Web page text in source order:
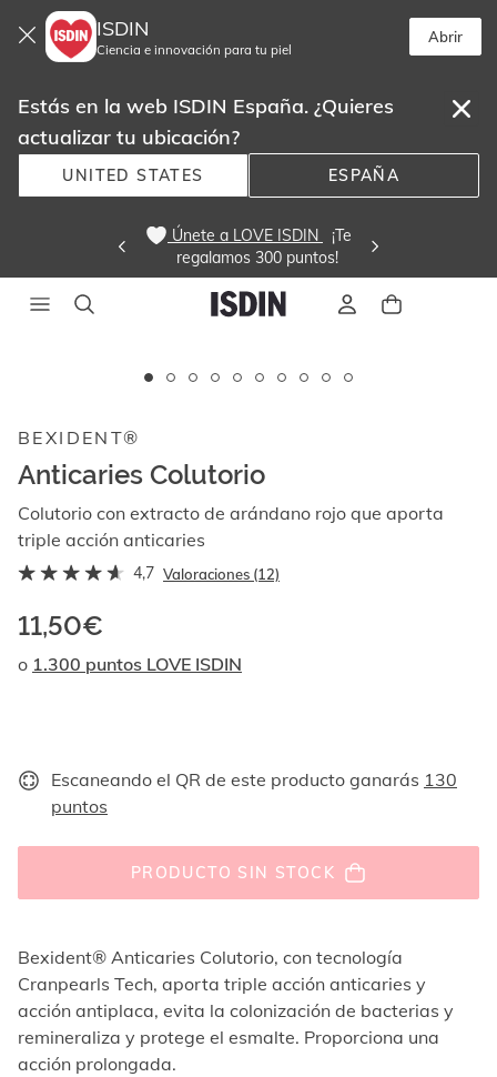
ISDIN
Ciencia e innovación para tu piel
Abrir
Estás en la web ISDIN España. ¿Quieres
actualizar tu ubicación?
UNITED STATES ESPAÑA
Únete a LOVE ISDIN
¡Te
regalamos 300 puntos!
imágenes
videos.
navegar
las
arriba
abajo
uno.
caso
hay
ningún
elemento
enfocable,
los
videos
BEXIDENT®
Anticaries Colutorio
Colutorio con extracto de arándano rojo que aporta
triple acción anticaries
4,7 Valoraciones (12)
11,50€
o 1.300 puntos LOVE ISDIN
Escaneando el QR de este producto ganarás 130
puntos
PRODUCTO SIN STOCK
Bexident® Anticaries Colutorio, con tecnología
Cranpearls Tech, aporta triple acción anticaries y
acción antiplaca, evita la colonización de bacterias y
remineraliza y protege el esmalte. Proporciona una
acción prolongada.